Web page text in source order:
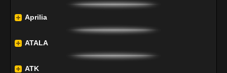
Aprilia
ATALA
ATK